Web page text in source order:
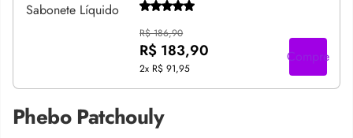
R$ 186,90
R$ 183,90
2x R$ 91,95
Compre
Phebo Patchouly